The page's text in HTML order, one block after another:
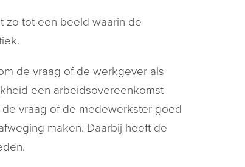
zo tot een beeld waarin de
de vraag of de werkgever als
een arbeidsovereenkomst
vraag of de medewerkster goed
maken. Daarbij heeft de